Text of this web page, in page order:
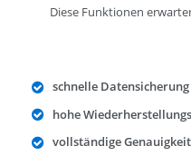
Diese Funktionen
schnelle
hohe
vollständige